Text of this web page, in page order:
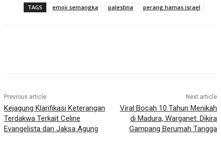
TAGS emoji semangka palestina perang hamas israel
Previous article
Kejagung Klarifikasi Keterangan
Terdakwa Terkait Celine
Evangelista dan Jaksa Agung
Next article
Viral Bocah 10 Tahun Menikah
di Madura, Warganet: Dikira
Gampang Berumah Tangga